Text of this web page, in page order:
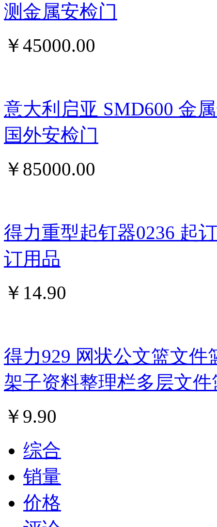
测金属安检门
￥45000.00
意大利启亚 SMD600 金
国外安检门
￥ 85000.00
得力重型起钉器0236 起
订用品
￥ 14.90
得力929 网状公文篮文
架子资料整理栏多层文件
￥ 9.90
综合
销量
价格